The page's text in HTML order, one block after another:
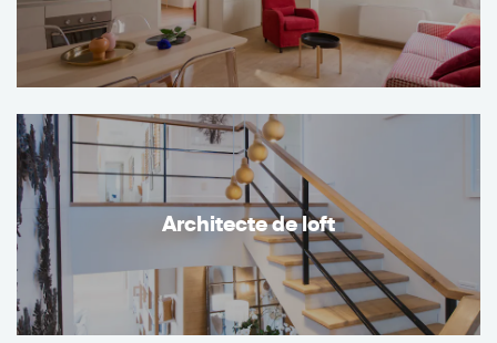
Architecte de loft